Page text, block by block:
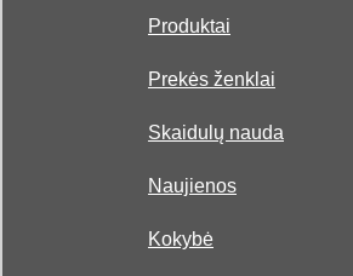
Produktai
Prekės ženklai
Skaidulų nauda
Naujienos
Kokybė